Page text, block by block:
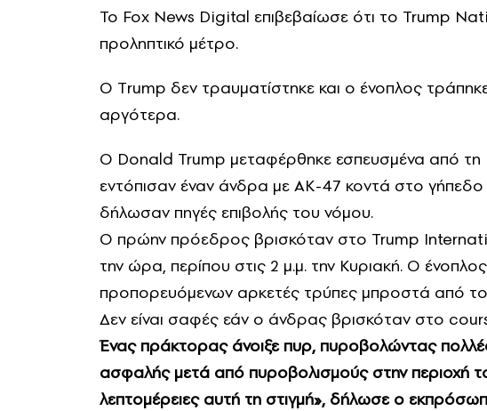
Το Fox News Digital επιβεβαίωσε ότι το Trump
προληπτικό μέτρο.
Ο Τrump δεν τραυματίστηκε και ο ένοπλος
αργότερα.
Ο Donald Trump μεταφέρθηκε εσπευσμένα από τη
εντόπισαν έναν άνδρα με AK-47 κοντά στο
δήλωσαν πηγές επιβολής του νόμου.
Ο πρώην πρόεδρος βρισκόταν στο Trump
την ώρα, περίπου στις 2 μ.μ. την Κυριακή. Ο
προπορευόμενων αρκετές τρύπες μπροστά από
Δεν είναι σαφές εάν ο άνδρας βρισκόταν στο
Ένας πράκτορας άνοιξε πυρ, πυροβολώντας
ασφαλής μετά από πυροβολισμούς στην περιοχή
λεπτομέρειες αυτή τη στιγμή», δήλωσε ο